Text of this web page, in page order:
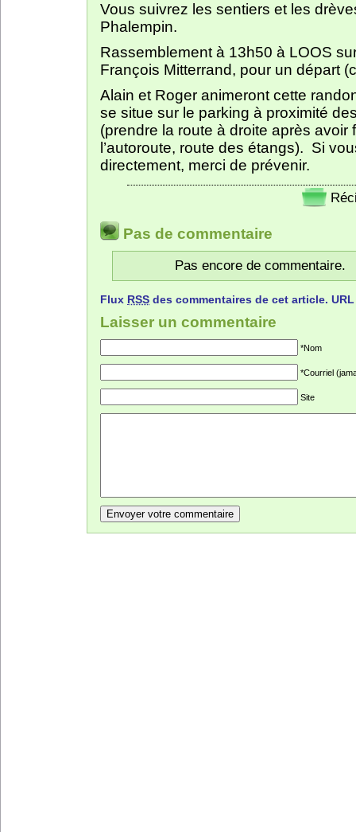
Vous suivrez les sentiers et les
Phalempin.
Rassemblement à 13h50 à LOOS
François Mitterrand, pour un départ
Alain et Roger animeront cette
se situe sur le parking à proximité
(prendre la route à droite après
l’autoroute, route des étangs). Si
directement, merci de prévenir.
Pas de commentaire
Pas encore de commentaire.
Flux RSS des commentaires de cet article.
Laisser un commentaire
*Nom
*Courriel
Site